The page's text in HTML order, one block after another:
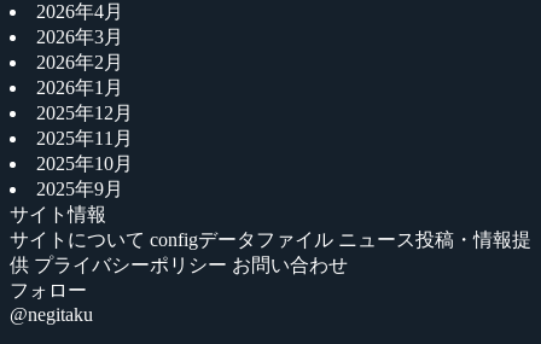
2026年4月
2026年3月
2026年2月
2026年1月
2025年12月
2025年11月
2025年10月
2025年9月
サイト情報
サイトについて configデータファイル ニュース投稿・情報提
供 プライバシーポリシー お問い合わせ
フォロー
@negitaku